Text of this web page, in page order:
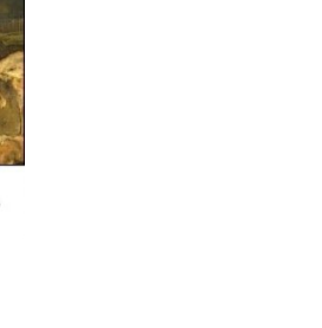
«Доблестнейший из
христианин. Черный маг,